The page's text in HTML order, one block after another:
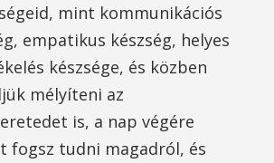
mint kommunikációs
empatikus készség, helyes
készsége, és közben
mélyíteni az
is, a nap végére
fogsz tudni magadról, és